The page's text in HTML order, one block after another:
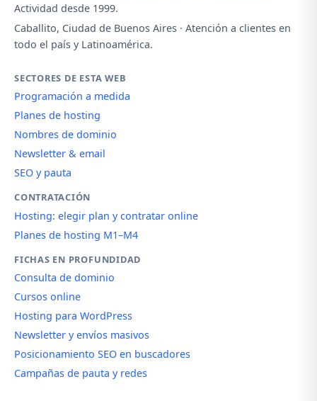
Actividad desde 1999.
Caballito, Ciudad de Buenos Aires · Atención a clientes en
todo el país y Latinoamérica.
SECTORES DE ESTA WEB
Programación a medida
Planes de hosting
Nombres de dominio
Newsletter & email
SEO y pauta
CONTRATACIÓN
Hosting: elegir plan y contratar online
Planes de hosting M1–M4
FICHAS EN PROFUNDIDAD
Consulta de dominio
Cursos online
Hosting para WordPress
Newsletter y envíos masivos
Posicionamiento SEO en buscadores
Campañas de pauta y redes